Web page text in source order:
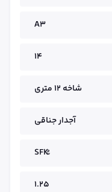
A3
14
شاخه ۱۲ متری
آجدار جناقی
1.25